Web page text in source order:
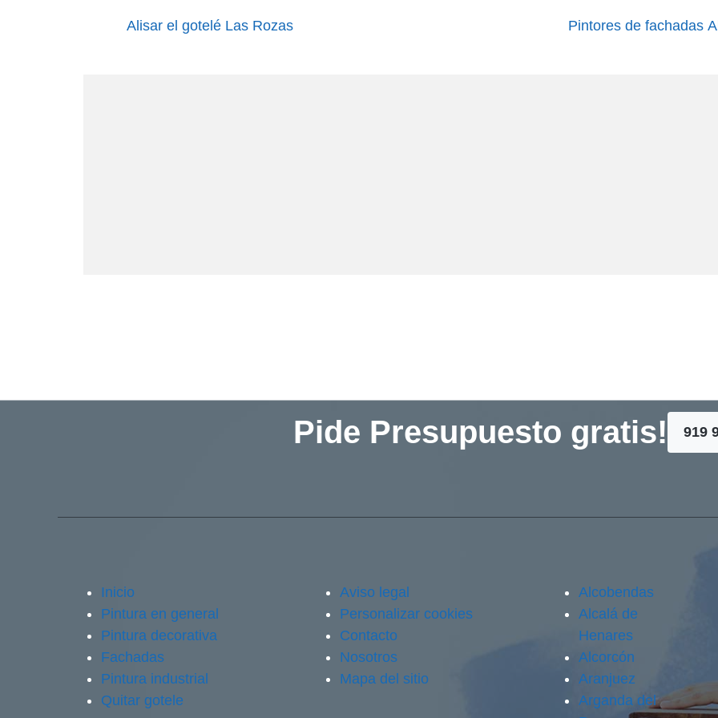
Alisar el gotelé Las Rozas Pintores de fachadas
Pide Presupuesto gratis! 919
Inicio
Pintura en general
Pintura decorativa
Fachadas
Pintura industrial
Quitar gotele
Aviso legal
Personalizar cookies
Contacto
Nosotros
Mapa del sitio
Alcobendas
Alcalá de
Henares
Alcorcón
Aranjuez
Arganda del